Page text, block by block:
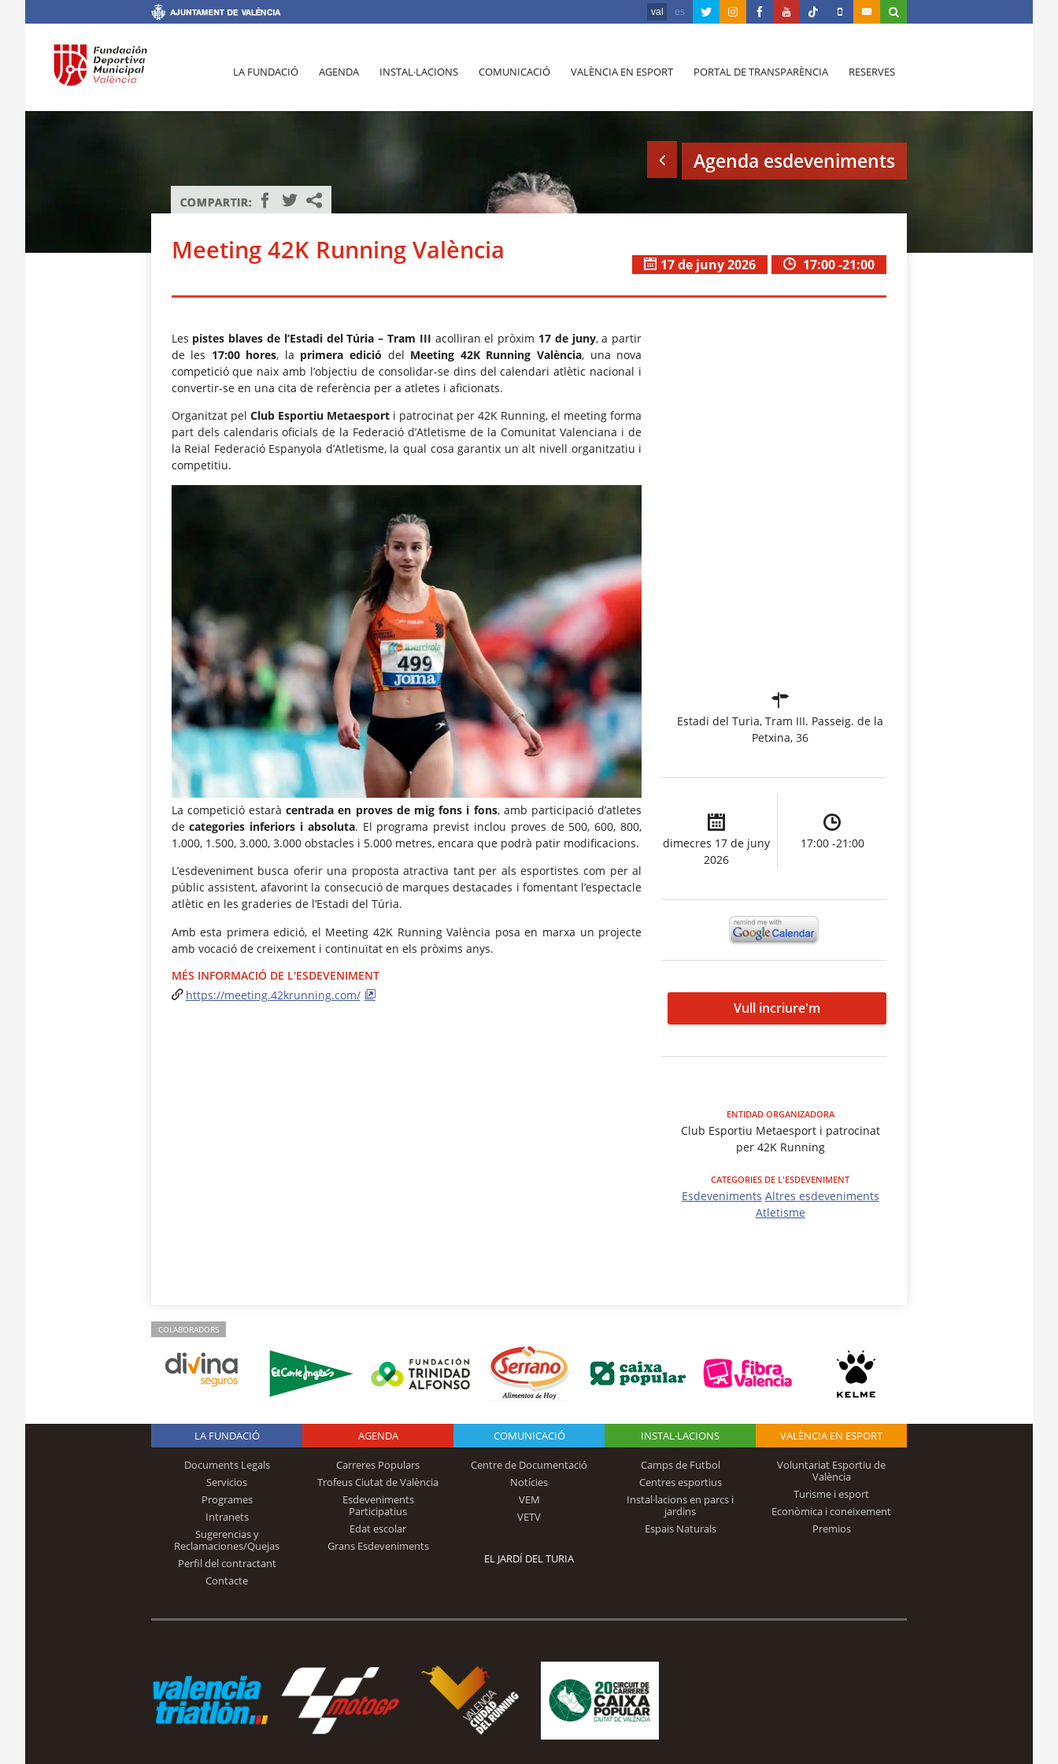
val es
LA FUNDACIÓ AGENDA INSTAL·LACIONS COMUNICACIÓ VALÈNCIA EN ESPORT PORTAL DE TRANSPARÈNCIA RESERVES
Agenda esdeveniments
Meeting 42K Running València
17:00 -21:00
17 de juny 2026
Les pistes blaves de l’Estadi del Túria – Tram III acolliran el pròxim 17 de juny, a partir
de les 17:00 hores, la primera edició del Meeting 42K Running València, una nova
competició que naix amb l’objectiu de consolidar-se dins del calendari atlètic nacional i
convertir-se en una cita de referència per a atletes i aficionats.
Organitzat pel Club Esportiu Metaesporti patrocinat per 42K Running, el meeting forma
part dels calendaris oficials de la Federació d’Atletisme de la Comunitat Valenciana i de
la Reial Federació Espanyola d’Atletisme, la qual cosa garantix un alt nivell organitzatiu i
competitiu.
La competició estaràcentrada en proves de mig fons i fons, amb participació d’atletes
decategories inferiors i absoluta. El programa previst inclou proves de 500, 600, 800,
1.000, 1.500, 3.000, 3.000 obstacles i 5.000 metres, encara que podrà patir modificacions.
L’esdeveniment busca oferir una proposta atractiva tant per als esportistes com per al
públic assistent, afavorint la consecució de marques destacades i fomentant l’espectacle
atlètic en les graderies de l’Estadi del Túria.
Amb esta primera edició, el Meeting 42K Running València posa en marxa un projecte
amb vocació de creixement i continuïtat en els pròxims anys.
MÉS INFORMACIÓ DE L'ESDEVENIMENT
https://meeting.42krunning.com/
Estadi del Turia, Tram III. Passeig. de la
Petxina, 36
dimecres 17 de juny
2026
17:00 -21:00
Vull incriure'm
ENTIDAD ORGANIZADORA
Club Esportiu Metaesport i patrocinat
per 42K Running
CATEGORIES DE L'ESDEVENIMENT
Esdeveniments Altres esdeveniments
Atletisme
COLABORADORS
Logo Fundación
Trinidad Alfonso
LA FUNDACIÓ
Documents Legals
Servicios
Programes
Intranets
Sugerencias y
Reclamaciones/Quejas
Perfil del contractant
Contacte
AGENDA
Carreres Populars
Trofeus Ciutat de València
Esdeveniments
Participatius
Edat escolar
Grans Esdeveniments
COMUNICACIÓ
Centre de Documentació
Notícies
VEM
VETV
INSTAL·LACIONS
Camps de Futbol
Centres esportius
Instal·lacions en parcs i
jardins
Espais Naturals
VALÈNCIA EN ESPORT
Voluntariat Esportiu de
València
Turisme i esport
Econòmica i coneixement
Premios
EL JARDÍ DEL TURIA